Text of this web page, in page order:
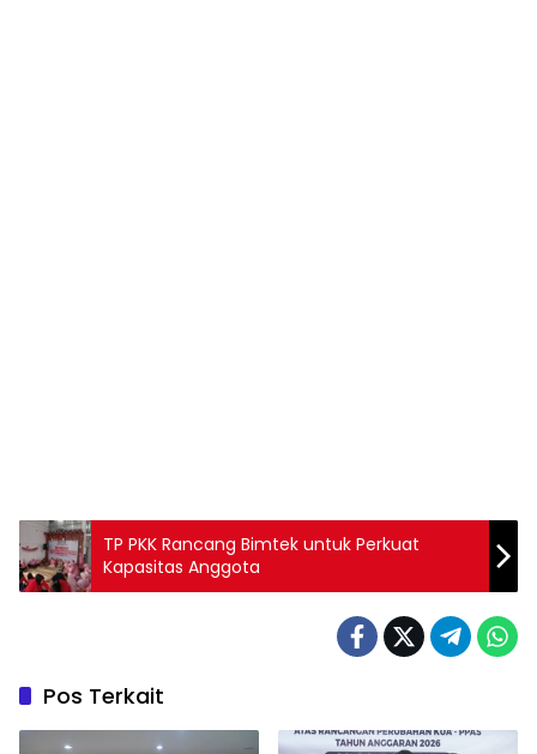
TP PKK Rancang Bimtek untuk Perkuat
Kapasitas Anggota
Pos Terkait